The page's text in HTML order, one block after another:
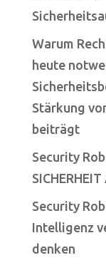
Warum
heute
Stärkung
beiträgt
Security
Security
Intelligenz
denken